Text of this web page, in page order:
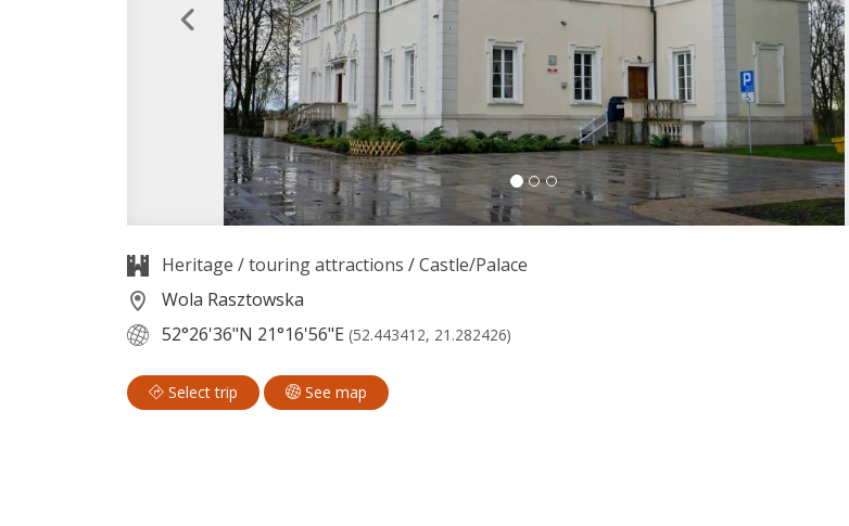
Heritage / touring attractions /Castle/Palace
Wola Rasztowska
52°26'36"N 21°16'56"E (52.443412, 21.282426)
Select trip See map